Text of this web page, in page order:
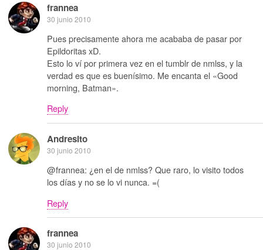
frannea
30 junio 2010
Pues precisamente ahora me acababa de pasar por
Epildoritas xD.
Esto lo ví por primera vez en el tumblr de nmlss, y la
verdad es que es buenísimo. Me encanta el «Good
morning, Batman».
Reply
Andresito
30 junio 2010
@frannea: ¿en el de nmlss? Que raro, lo visito todos
los días y no se lo vi nunca. =(
Reply
frannea
30 junio 2010